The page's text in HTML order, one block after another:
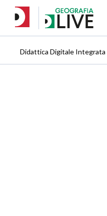
Didattica Digitale Integrata